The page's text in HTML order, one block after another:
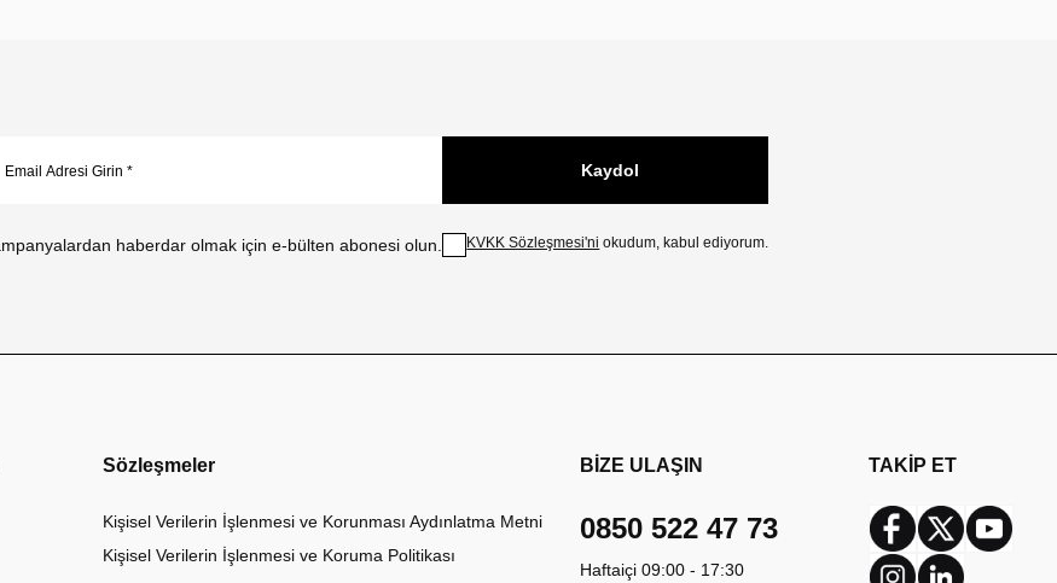
haberdar olmak için e-bülten abonesi olun.
Kaydol
KVKK Sözleşmesi'ni okudum, kabul ediyorum.
Sözleşmeler
Kişisel Verilerin İşlenmesi ve Korunması Aydınlatma Metni
Kişisel Verilerin İşlenmesi ve Koruma Politikası
BİZE ULAŞIN
0850 522 47 73
Haftaiçi 09:00 - 17:30
TAKİP ET
Facebook
Twitter